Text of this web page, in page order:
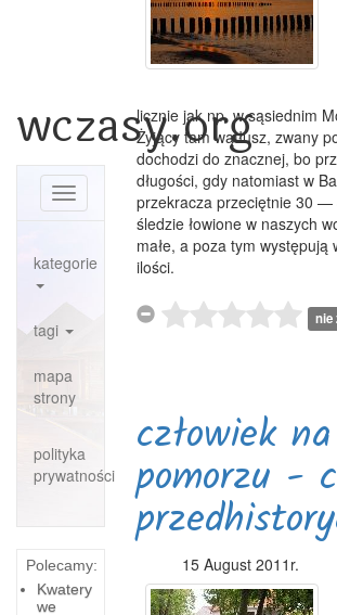
wczasy.org
Toggle
navigation
kategorie
tagi
mapa
strony
polityka
prywatności
Polecamy:
Kwatery
we
licznie jak np. w sąsiednim
Żyjący tam wątłusz, zwany
dochodzi do znacznej, bo
długości, gdy natomiast w
przekracza przeciętnie 30 —
śledzie łowione w naszych
małe, a poza tym występują
ilości.
nie
człowiek na
pomorzu -
15 August 2011r.